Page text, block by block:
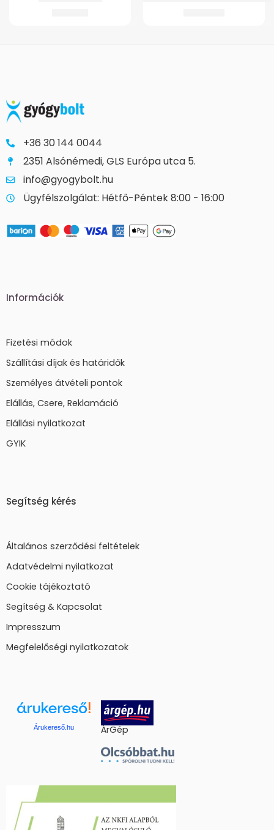
+36 30 144 0044
2351 Alsónémedi, GLS Európa utca 5.
info@gyogybolt.hu
Ügyfélszolgálat: Hétfő-Péntek 8:00 - 16:00
Információk
Fizetési módok
Szállítási díjak és határidők
Személyes átvételi pontok
Elállás, Csere, Reklamáció
Elállási nyilatkozat
GYIK
Segítség kérés
Általános szerződési feltételek
Adatvédelmi nyilatkozat
Cookie tájékoztató
Segítség & Kapcsolat
Impresszum
Megfelelőségi nyilatkozatok
Árukereső.hu ÁrGép